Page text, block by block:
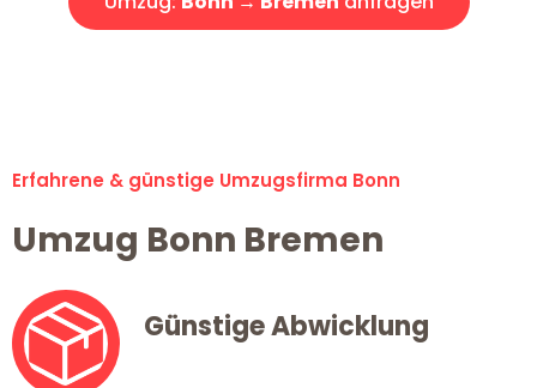
Erfahrene & günstige Umzugsfirma Bonn
Umzug Bonn Bremen
Günstige Abwicklung